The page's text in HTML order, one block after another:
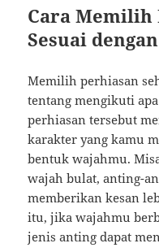
Cara Memilih
Sesuai
Memilih perhiasan
tentang mengikuti
perhiasan tersebut
karakter yang kamu
bentuk wajahmu.
wajah bulat, anting-
memberikan kesan
itu, jika wajahmu
jenis anting dapat